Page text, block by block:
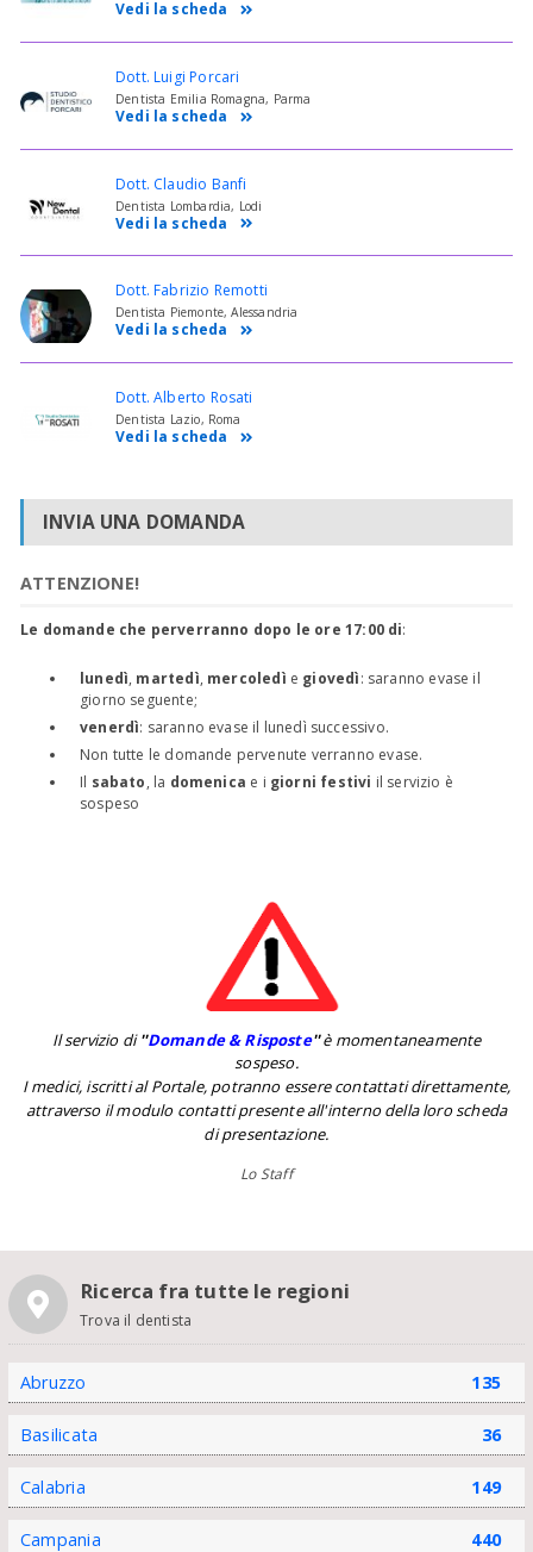
Vedi la scheda
Dott. Luigi Porcari
Dentista Emilia Romagna, Parma
Vedi la scheda
Dott. Claudio Banfi
Dentista Lombardia, Lodi
Vedi la scheda
Dott. Fabrizio Remotti
Dentista Piemonte, Alessandria
Vedi la scheda
Dott. Alberto Rosati
Dentista Lazio, Roma
Vedi la scheda
INVIA UNA DOMANDA
ATTENZIONE!
Le domande che perverranno dopo le ore 17:00 di:
lunedì, martedì, mercoledì e giovedì: saranno evase il
giorno seguente;
venerdì: saranno evase il lunedì successivo.
Non tutte le domande pervenute verranno evase.
Il sabato, la domenica e i giorni festivi il servizio è
sospeso
Il servizio di''Domande & Risposte''è momentaneamente
sospeso.
I medici, iscritti al Portale, potranno essere contattati direttamente,
attraverso il modulo contatti presente all'interno della loro scheda
di presentazione.
Lo Staff
Ricerca fra tutte le regioni
Trova il dentista
Abruzzo 135
Basilicata 36
Calabria 149
Campania 440